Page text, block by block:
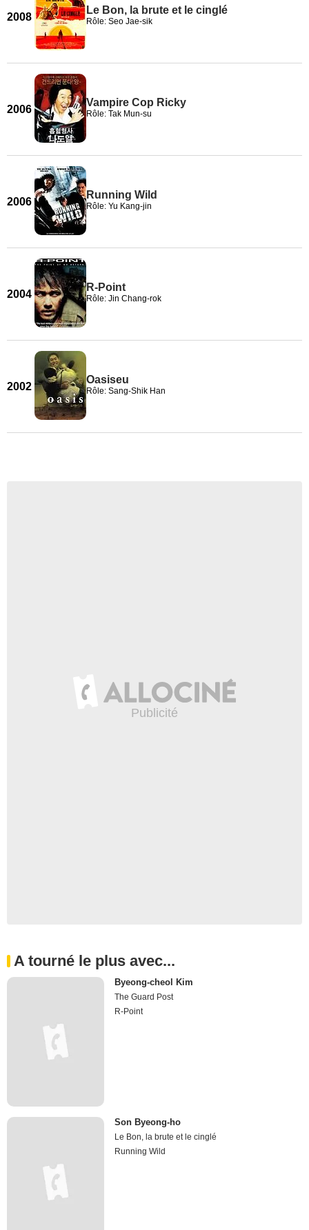
2008
Le Bon, la brute et le cinglé
Rôle: Seo Jae-sik
2006
Vampire Cop Ricky
Rôle: Tak Mun-su
2006
Running Wild
Rôle: Yu Kang-jin
2004
R-Point
Rôle: Jin Chang-rok
2002
Oasiseu
Rôle: Sang-Shik Han
A tourné le plus avec...
Byeong-cheol Kim
The Guard Post
R-Point
Son Byeong-ho
Le Bon, la brute et le cinglé
Running Wild